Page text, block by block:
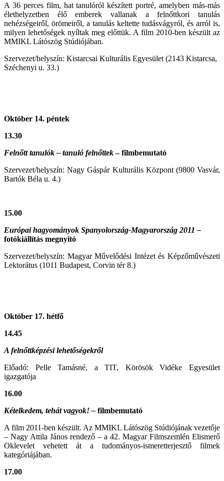
A 36 perces film, hat tanulóról készített portré, amelyben más-más
élethelyzetben élő emberek vallanak a felnőttkori tanulás
nehézségeiről, örömeiről, a tanulás keltette tudásvágyról, és arról is,
milyen lehetőségek nyíltak meg előttük. A film 2010-ben készült az
MMIKL Látószög Stúdiójában.
Szervezet/helyszín: Kistarcsai Kulturális Egyesület (2143 Kistarcsa,
Széchenyi u. 33.)
Október 14. péntek
13.30
Felnőtt tanulók – tanuló felnőttek– filmbemutató
Szervezet/helyszín: Nagy Gáspár Kulturális Központ (9800 Vasvár,
Bartók Béla u. 4.)
15.00
Európai hagyományok Spanyolország-Magyarország 2011 –
fotókiállítás megnyitó
Szervezet/helyszín: Magyar Művelődési Intézet és Képzőművészeti
Lektorátus (1011 Budapest, Corvin tér 8.)
Október 17. hétfő
14.45
A felnőttképzési lehetőségekről
Előadó: Pelle Tamásné, a TIT, Körösök Vidéke Egyesület
igazgatója
16.00
Kételkedem, tehát vagyok! – filmbemutató
A film 2011-ben készült. Az MMIKL Látószög Stúdiójának vezetője
– Nagy Attila János rendező – a 42. Magyar Filmszemlén Elismerő
Oklevelet vehetett át a tudományos-ismeretterjesztő filmek
kategóriájában.
17.00